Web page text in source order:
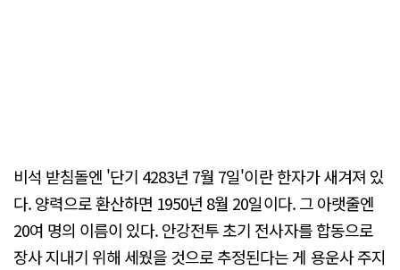
비석 받침돌엔 '단기 4283년 7월 7일'이란 한자가 새겨져 있
다. 양력으로 환산하면 1950년 8월 20일이다. 그 아랫줄엔
20여 명의 이름이 있다. 안강전투 초기 전사자를 합동으로
장사 지내기 위해 세웠을 것으로 추정된다는 게 용운사 주지